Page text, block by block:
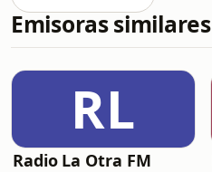
Emisoras similares
RL
Radio La Otra FM